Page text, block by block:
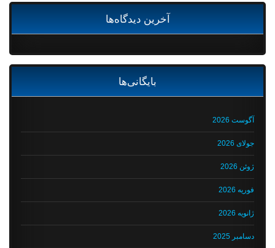
آخرین دیدگاه‌ها
بایگانی‌ها
آگوست 2026
جولای 2026
ژوئن 2026
فوریه 2026
ژانویه 2026
دسامبر 2025